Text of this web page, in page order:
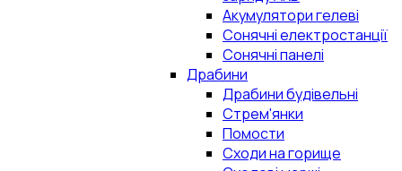
Акумулятори гелеві
Сонячні електростанції
Сонячні панелі
Драбини
Драбини будівельні
Стрем'янки
Помости
Сходи на горище